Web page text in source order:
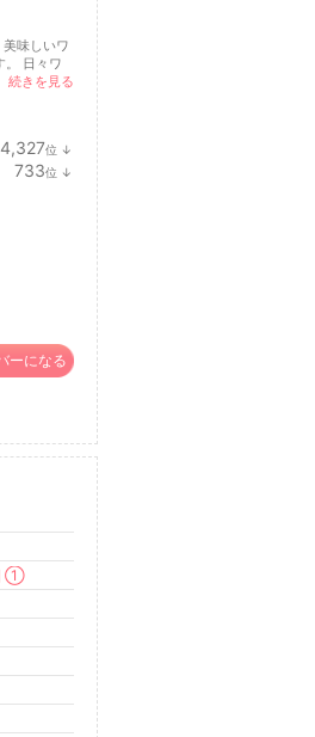
味しいワ
。 日々ワ
続きを見る
位 ↓
733位 ↓
ーになる
] ①